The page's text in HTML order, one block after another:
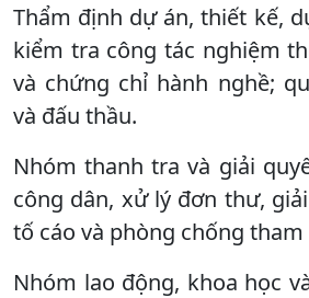
Thẩm định dự án, thiết kế,
kiểm tra công tác nghiệm
và chứng chỉ hành nghề;
và đấu thầu.
Nhóm thanh tra và giải
công dân, xử lý đơn thư,
tố cáo và phòng chống
Nhóm lao động, khoa học